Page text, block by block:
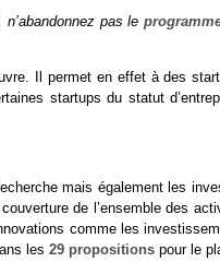
n’abandonnez pas le
Il permet en effet à des
startups du statut
mais également les
de l’ensemble des
comme les
les 29 propositionspour le